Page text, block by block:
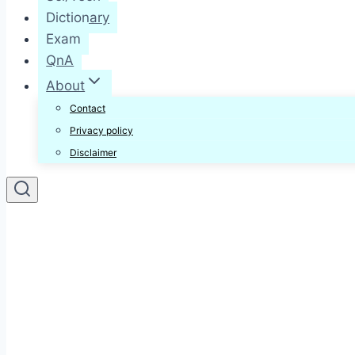
Dictionary
Exam
QnA
About
Contact
Privacy policy
Disclaimer